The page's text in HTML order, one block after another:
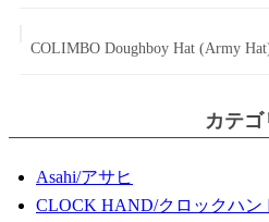
COLIMBO Doughboy Hat (Army
カテゴ
Asahi/アサヒ
CLOCK HAND/クロックハン